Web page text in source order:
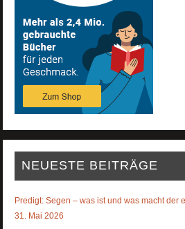
NEUESTE BEITRÄGE
Predigt: Segen – was ist und was macht der
31. Mai 2026